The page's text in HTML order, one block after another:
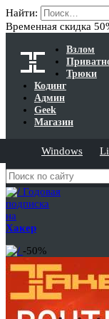
Найти:
Временная скидка
Взлом
Трюки
Кодинг
Админ
Geek
Магазин
Windows
Годовая
подписка
на
Хакер
-50%